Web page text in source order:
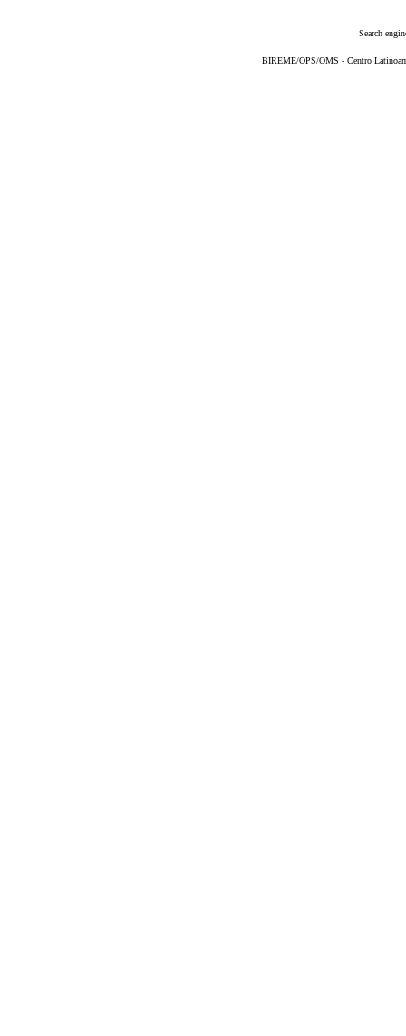
Search
BIREME/OPS/OMS - Centro